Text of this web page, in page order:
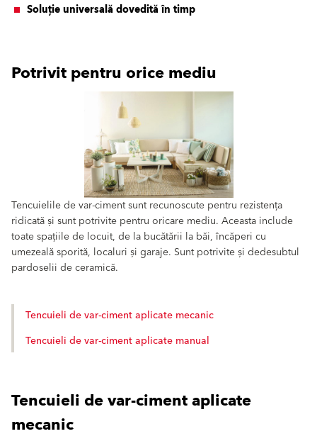
Soluție universală dovedită în timp
Potrivit pentru orice mediu
Tencuielile de var-ciment sunt recunoscute pentru rezistența
ridicată și sunt potrivite pentru oricare mediu. Aceasta include
toate spațiile de locuit, de la bucătării la băi, încăperi cu
umezeală sporită, localuri și garaje. Sunt potrivite și dedesubtul
pardoselii de ceramică.
Tencuieli de var-ciment aplicate mecanic
Tencuieli de var-ciment aplicate manual
Tencuieli de var-ciment aplicate
mecanic